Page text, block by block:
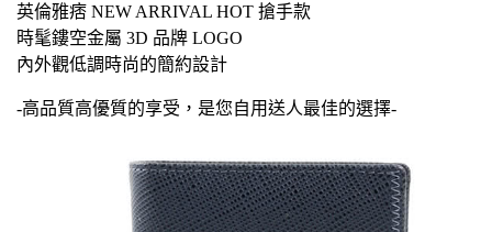
英倫雅痞 NEW ARRIVAL HOT 搶手款
時髦鏤空金屬 3D 品牌 LOGO
內外觀低調時尚的簡約設計
-高品質高優質的享受，是您自用送人最佳的選擇-